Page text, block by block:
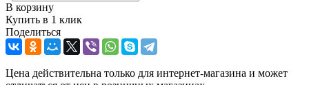
В корзину
Купить в 1 клик
Поделиться
Цена действительна только для интернет-магазина и может